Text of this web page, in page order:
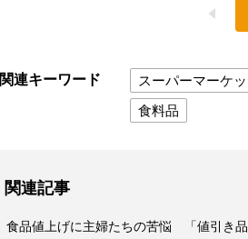
関連キーワード スーパーマーケッ
食料品
関連記事
食品値上げに主婦たちの苦悩 「値引き